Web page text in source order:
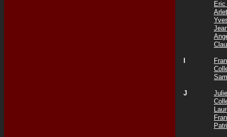
Eric
I
J